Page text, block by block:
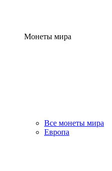
Монеты мира
Все монеты мира
Европа